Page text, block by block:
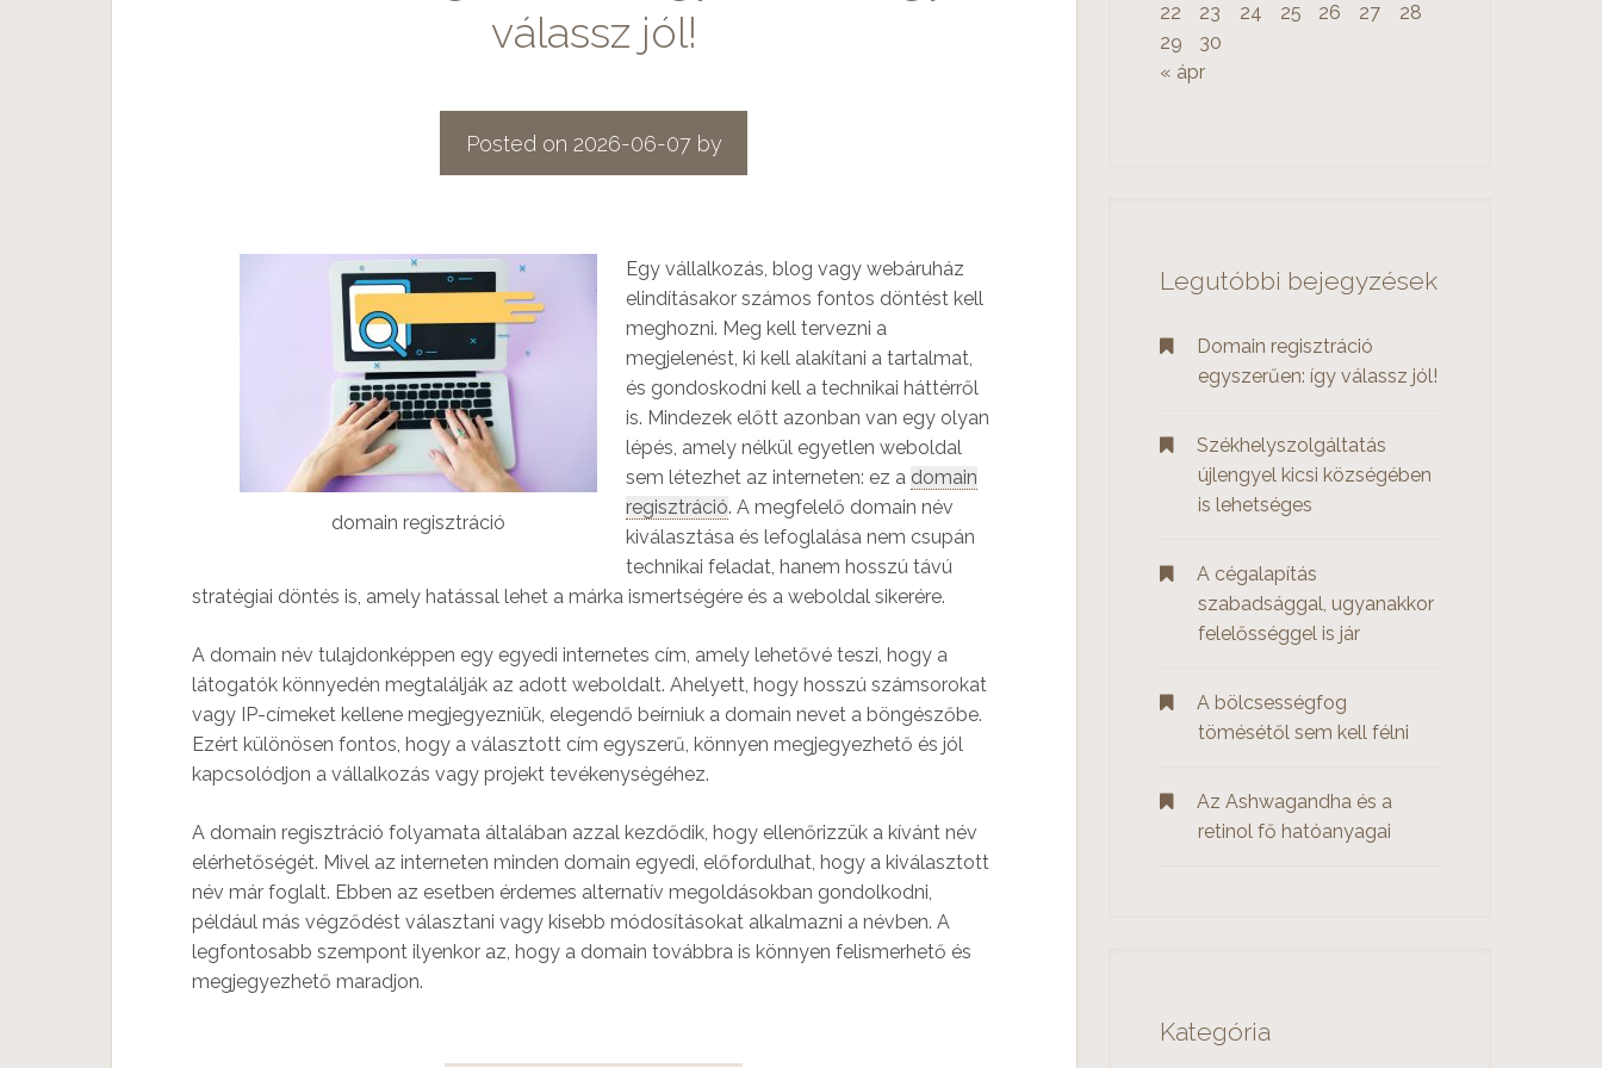
válassz jól!
Posted on 2026-06-07 by
domain regisztráció
Egy vállalkozás, blog vagy webáruház
elindításakor számos fontos döntést kell
meghozni. Meg kell tervezni a
megjelenést, ki kell alakítani a tartalmat,
és gondoskodni kell a technikai háttérről
is. Mindezek előtt azonban van egy olyan
lépés, amely nélkül egyetlen weboldal
sem létezhet az interneten: ez a domain
regisztráció. A megfelelő domain név
kiválasztása és lefoglalása nem csupán
technikai feladat, hanem hosszú távú
stratégiai döntés is, amely hatással lehet a márka ismertségére és a weboldal sikerére.
A domain név tulajdonképpen egy egyedi internetes cím, amely lehetővé teszi, hogy a
látogatók könnyedén megtalálják az adott weboldalt. Ahelyett, hogy hosszú számsorokat
vagy IP-címeket kellene megjegyezniük, elegendő beírniuk a domain nevet a böngészőbe.
Ezért különösen fontos, hogy a választott cím egyszerű, könnyen megjegyezhető és jól
kapcsolódjon a vállalkozás vagy projekt tevékenységéhez.
A domain regisztráció folyamata általában azzal kezdődik, hogy ellenőrizzük a kívánt név
elérhetőségét. Mivel az interneten minden domain egyedi, előfordulhat, hogy a kiválasztott
név már foglalt. Ebben az esetben érdemes alternatív megoldásokban gondolkodni,
például más végződést választani vagy kisebb módosításokat alkalmazni a névben. A
legfontosabb szempont ilyenkor az, hogy a domain továbbra is könnyen felismerhető és
megjegyezhető maradjon.
« ápr
22
23 24 25 26 27
28
29
30
Legutóbbi bejegyzések
Domain regisztráció
egyszerűen: így válassz jól!
Székhelyszolgáltatás
újlengyel kicsi községében
is lehetséges
A cégalapítás
szabadsággal, ugyanakkor
felelősséggel is jár
A bölcsességfog
tömésétől sem kell félni
Az Ashwagandha és a
retinol fő hatóanyagai
Kategória